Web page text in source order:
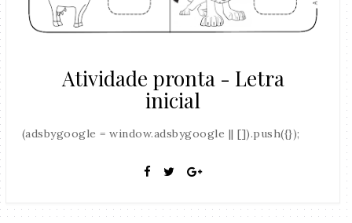
Atividade pronta - Letra
inicial
(adsbygoogle = window.adsbygoogle || []).push({});